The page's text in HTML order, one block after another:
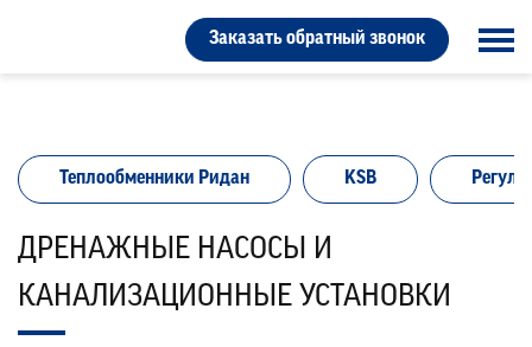
Заказать обратный звонок
Теплообменники Ридан KSB
ДРЕНАЖНЫЕ НАСОСЫ И
КАНАЛИЗАЦИОННЫЕ УСТАНОВКИ